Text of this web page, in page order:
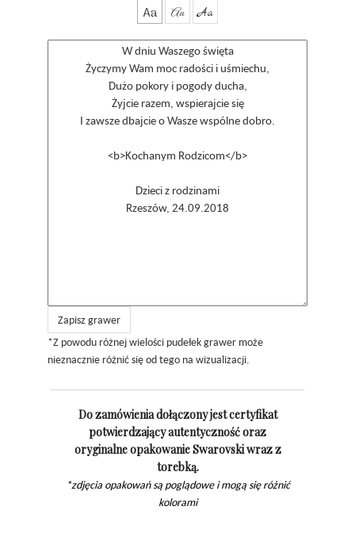
Aa Aa Aa
Zapisz grawer
*Z powodu różnej wielości pudełek grawer może
nieznacznie różnić się od tego na wizualizacji.
Do zamówienia dołączony jest certyfikat
potwierdzający autentyczność oraz
oryginalne opakowanie Swarovski wraz z
torebką.
*zdjęcia opakowań są poglądowe i mogą się różnić
kolorami